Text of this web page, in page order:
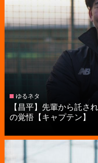
ゆるネタ
【昌平】先輩から託さ
の覚悟【キャプテン】